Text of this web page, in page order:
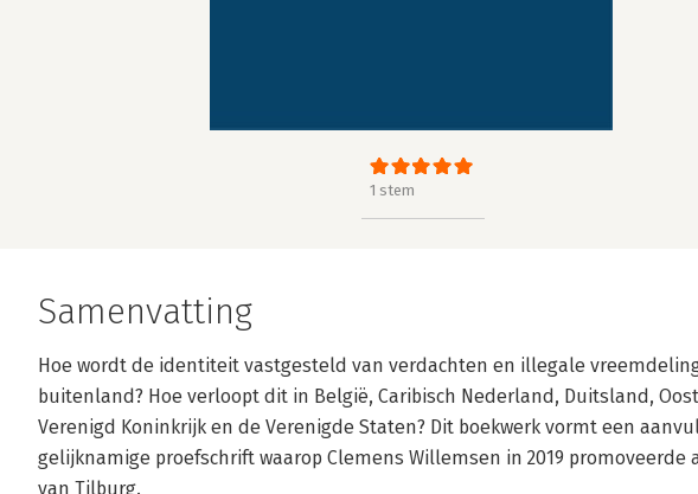
1 stem
Samenvatting
Hoe wordt de identiteit vastgesteld van verdachten en illegale
buitenland? Hoe verloopt dit in België, Caribisch Nederland, Duitsland,
Verenigd Koninkrijk en de Verenigde Staten? Dit boekwerk vormt een
gelijknamige proefschrift waarop Clemens Willemsen in 2019 promoveerde
van Tilburg.